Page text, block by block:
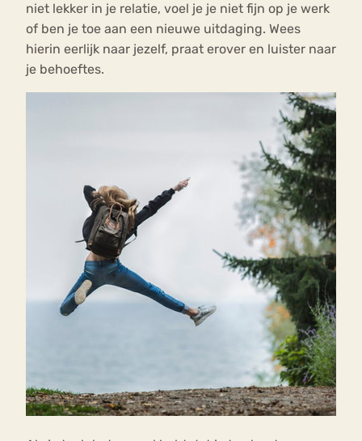
niet lekker in je relatie, voel je je niet fijn op je werk
of ben je toe aan een nieuwe uitdaging. Wees
hierin eerlijk naar jezelf, praat erover en luister naar
je behoeftes.